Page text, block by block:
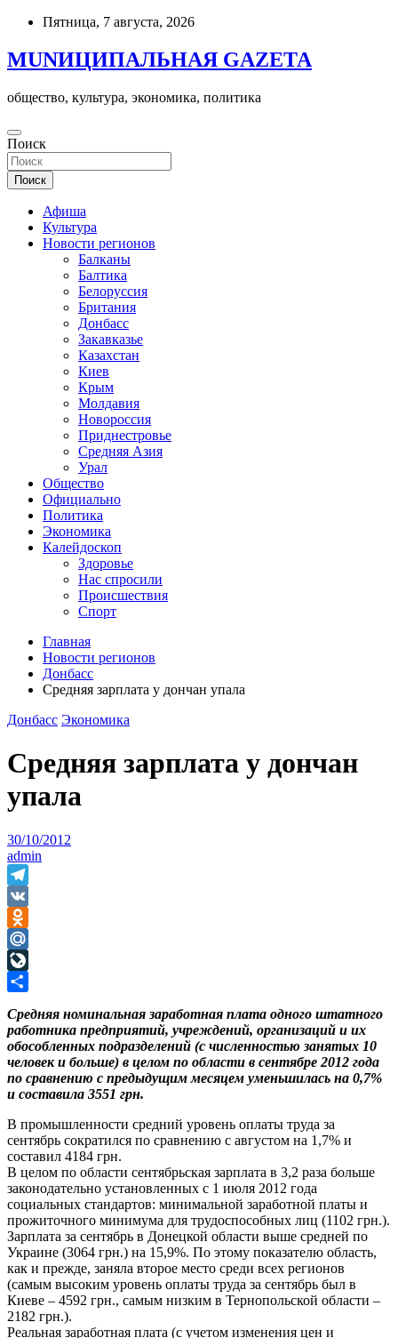
Skip
content
Пятница, 7 августа, 2026
MUNИЦИПАЛЬНАЯ GAZЕТА
общество, культура, экономика, политика
Поиск
Поиск
Афиша
Культура
Новости регионов
Балканы
Балтика
Белоруссия
Британия
Донбасс
Закавказье
Казахстан
Киев
Крым
Молдавия
Новороссия
Приднестровье
Средняя Азия
Урал
Общество
Официально
Политика
Экономика
Калейдоскоп
Здоровье
Нас спросили
Происшествия
Спорт
Главная
Новости регионов
Донбасс
Средняя зарплата у дончан упала
Донбасс Экономика
Средняя зарплата у дончан
упала
30/10/2012
admin
Telegram
VK
Odnoklassniki
Mail.Ru
LiveJournal
Средняя номинальная заработная плата одного штатного
работника предприятий, учреждений, организаций и их
обособленных подразделений (с численностью занятых 10
человек и больше) в целом по области в сентябре 2012 года
по сравнению с предыдущим месяцем уменьшилась на 0,7%
и составила 3551 грн.
В промышленности средний уровень оплаты труда за
сентябрь сократился по сравнению с августом на 1,7% и
составил 4184 грн.
В целом по области сентябрьская зарплата в 3,2 раза больше
законодательно установленных с 1 июля 2012 года
социальных стандартов: минимальной заработной платы и
прожиточного минимума для трудоспособных лиц (1102 грн.).
Зарплата за сентябрь в Донецкой области выше средней по
Украине (3064 грн.) на 15,9%. По этому показателю область,
как и прежде, заняла второе место среди всех регионов
(самым высоким уровень оплаты труда за сентябрь был в
Киеве – 4592 грн., самым низким в Тернопольской области –
2182 грн.).
Реальная заработная плата (с учетом изменения цен и